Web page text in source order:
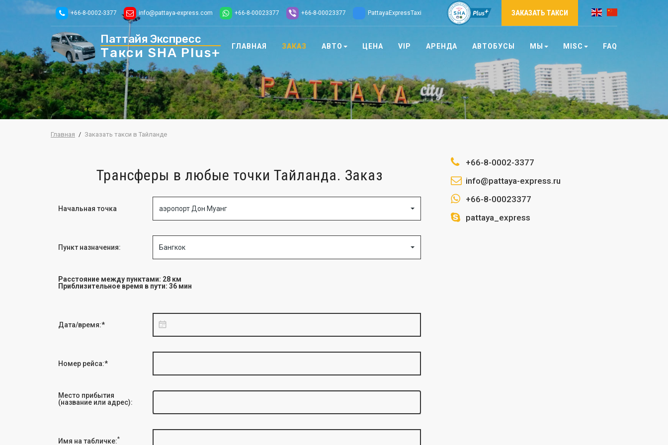
ЗАКАЗАТЬ ТАКСИ
+66-8-0002-3377 info@pattaya-express.com +66-8-00023377 +66-8-00023377 PattayaExpressTaxi
Паттайя Экспресс
Такси SHA Plus+ ГЛАВНАЯ ЗАКАЗ АВТО ЦЕНА VIP АРЕНДА АВТОБУСЫ МЫ MISC FAQ
Главная Заказать такси в Тайланде
Трансферы в любые точки Тайланда. Заказ
Начальная точка аэропорт Дон Муанг
Пункт назначения: Бангкок
Расстояние между пунктами: 28 км
Приблизительное время в пути: 36 мин
Дата/время:*
Номер рейса:*
Место прибытия
(название или адрес):
Имя на табличке:*
+66-8-0002-3377
info@pattaya-express.ru
+66-8-00023377
pattaya_express